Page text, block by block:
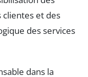
et des
des services
dans la